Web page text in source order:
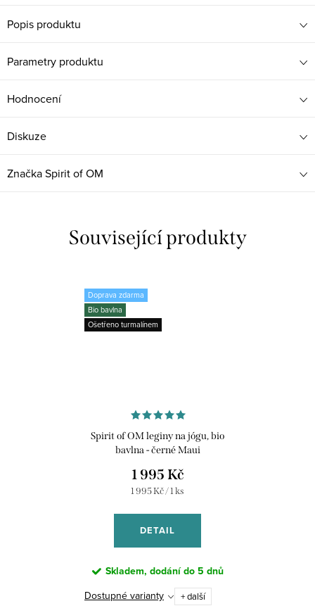
Popis produktu
Parametry produktu
Hodnocení
Diskuze
ZnačkaSpirit of OM
Související produkty
Doprava zdarma
Bio bavlna
Ošetřeno turmalínem
Spirit of OM leginy na jógu, bio
bavlna - černé Maui
1 995 Kč
Měrná
1 995 Kč / 1 ks
DETAIL
Skladem, dodání do 5 dnů
Dostupné varianty + další